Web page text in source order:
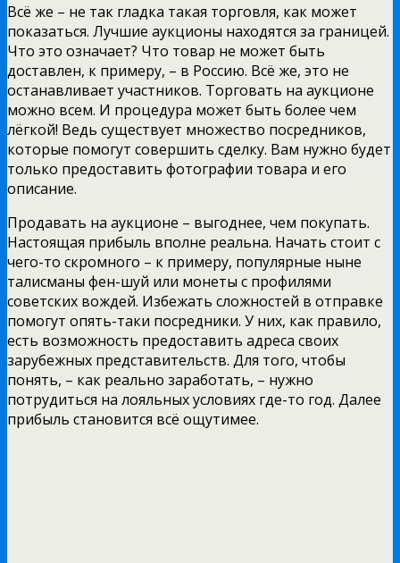
Всё же – не так гладка такая торговля, как может
показаться. Лучшие аукционы находятся за границей.
Что это означает? Что товар не может быть
доставлен, к примеру, – в Россию. Всё же, это не
останавливает участников. Торговать на аукционе
можно всем. И процедура может быть более чем
лёгкой! Ведь существует множество посредников,
которые помогут совершить сделку. Вам нужно будет
только предоставить фотографии товара и его
описание.
Продавать на аукционе – выгоднее, чем покупать.
Настоящая прибыль вполне реальна. Начать стоит с
чего-то скромного – к примеру, популярные ныне
талисманы фен-шуй или монеты с профилями
советских вождей. Избежать сложностей в отправке
помогут опять-таки посредники. У них, как правило,
есть возможность предоставить адреса своих
зарубежных представительств. Для того, чтобы
понять, – как реально заработать, – нужно
потрудиться на лояльных условиях где-то год. Далее
прибыль становится всё ощутимее.